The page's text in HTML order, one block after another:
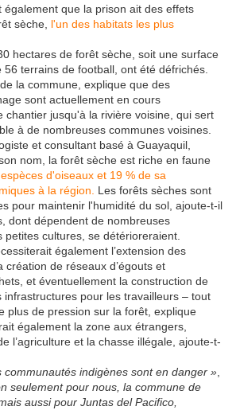
également que la prison ait des effets
sèche, l'un des habitats les plus
hectares de forêt sèche, soit une surface
terrains de football, ont été défrichés.
la commune, explique que des
sont actuellement en cours
chantier jusqu'à la rivière voisine, qui sert
à de nombreuses communes voisines.
et consultant basé à Guayaquil,
nom, la forêt sèche est riche en faune
d'oiseaux et 19 % de sa
à la région.
Les forêts sèches sont
pour maintenir l'humidité du sol, ajoute-t-il
dont dépendent de nombreuses
cultures, se détérioreraient.
également l’extension des
création de réseaux d’égouts et
et éventuellement la construction de
infrastructures pour les travailleurs – tout
plus de pression sur la forêt, explique
également la zone aux étrangers,
l’agriculture et la chasse illégale, ajoute-t-
communautés indigènes sont en danger »
seulement pour nous, la commune de
aussi pour Juntas del Pacifico,